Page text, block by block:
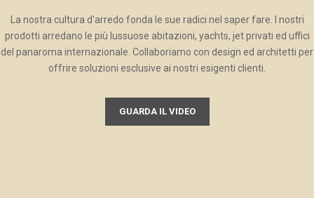
La nostra cultura d'arredo fonda le sue radici nel saper fare. I nostri
prodotti arredano le più lussuose abitazioni, yachts, jet privati ed uffici
del panaroma internazionale. Collaboriamo con design ed architetti per
offrire soluzioni esclusive ai nostri esigenti clienti.
GUARDA IL VIDEO